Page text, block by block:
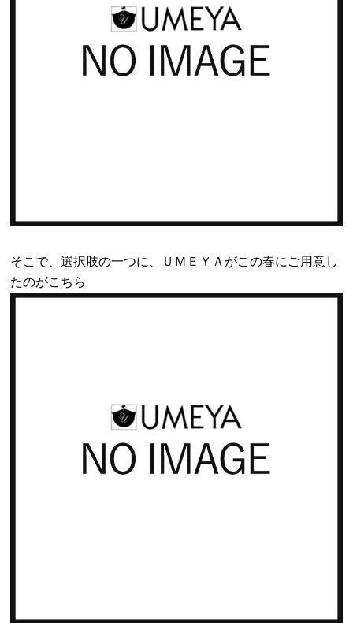
そこで、選択肢の一つに、ＵＭＥＹＡがこの春にご用意し
たのがこちら